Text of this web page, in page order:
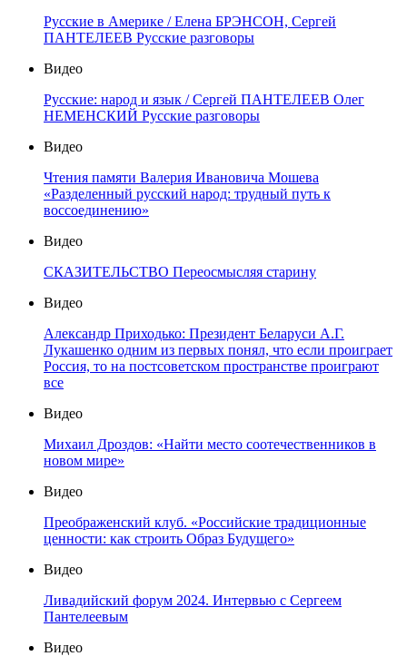
Русские в Америке / Елена БРЭНСОН, Сергей
ПАНТЕЛЕЕВ Русские разговоры
Видео
Русские: народ и язык / Сергей ПАНТЕЛЕЕВ Олег
НЕМЕНСКИЙ Русские разговоры
Видео
Чтения памяти Валерия Ивановича Мошева
«Разделенный русский народ: трудный путь к
воссоединению»
Видео
СКАЗИТЕЛЬСТВО Переосмысляя старину
Видео
Александр Приходько: Президент Беларуси А.Г.
Лукашенко одним из первых понял, что если проиграет
Россия, то на постсоветском пространстве проиграют
все
Видео
Михаил Дроздов: «Найти место соотечественников в
новом мире»
Видео
Преображенский клуб. «Российские традиционные
ценности: как строить Образ Будущего»
Видео
Ливадийский форум 2024. Интервью с Сергеем
Пантелеевым
Видео